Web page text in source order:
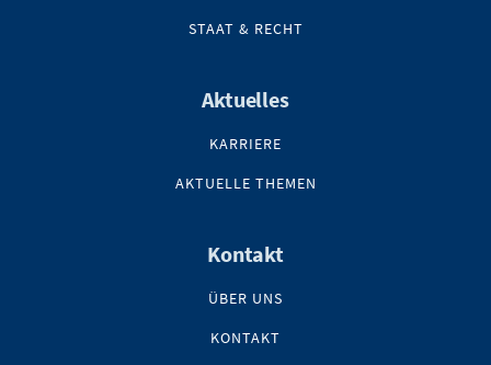
STAAT & RECHT
Aktuelles
KARRIERE
AKTUELLE THEMEN
Kontakt
ÜBER UNS
KONTAKT